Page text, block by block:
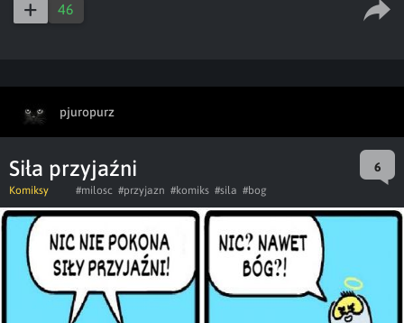
46
pjuropurz
Siła przyjaźni 6
Komiksy #milosc #przyjazn #komiks #sila #bog